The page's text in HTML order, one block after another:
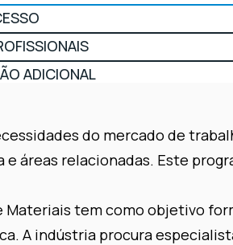
ADICIONAL
do mercado de
áreas relacionadas. Este
tem como objetivo
A indústria procura